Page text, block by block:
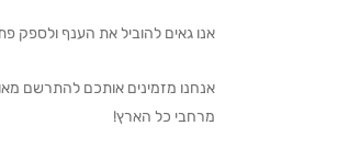
אנו גאים להוביל את הענף ולספק
מרחבי כל הארץ!